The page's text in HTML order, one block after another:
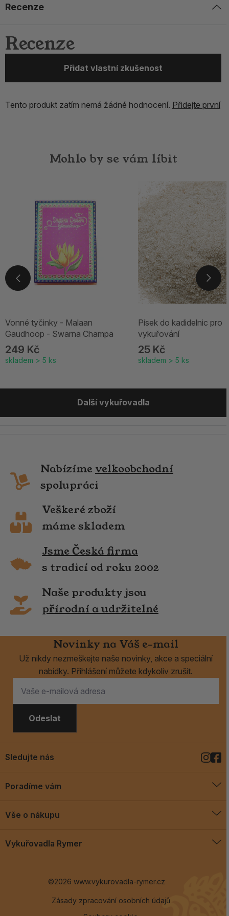
Recenze
Recenze
Přidat vlastní zkušenost
Tento produkt zatím nemá žádné hodnocení. Přidejte první
Mohlo by se vám líbit
Vonné tyčinky - Malaan
Gaudhoop - Swarna Champa
249 Kč
skladem > 5 ks
Písek do kadidelnic pro
vykuřování
25 Kč
skladem > 5 ks
Další vykuřovadla
Nabízíme velkoobchodní
spolupráci
Veškeré zboží
máme skladem
Jsme Česká firma
s tradicí od roku 2002
Naše produkty jsou
přírodní a udržitelné
Novinky na Váš e-mail
Už nikdy nezmeškejte naše novinky, akce a speciální
nabídky. Přihlášení můžete kdykoliv zrušit.
Odeslat
Poradíme vám
Blog
Vše o nákupu
Vykuřovadla Rymer
Sledujte nás
©2026 www.vykurovadla-rymer.cz
Zásady zpracování osobních údajů